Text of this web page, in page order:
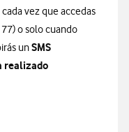
vez que accedas
o solo cuando
unSMS
realizado